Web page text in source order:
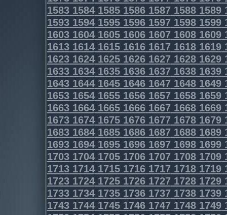
1583158415851586158715881589
1593159415951596159715981599
1603160416051606160716081609
1613161416151616161716181619
1623162416251626162716281629
1633163416351636163716381639
1643164416451646164716481649
1653165416551656165716581659
1663166416651666166716681669
1673167416751676167716781679
1683168416851686168716881689
1693169416951696169716981699
1703170417051706170717081709
1713171417151716171717181719
1723172417251726172717281729
1733173417351736173717381739
1743174417451746174717481749